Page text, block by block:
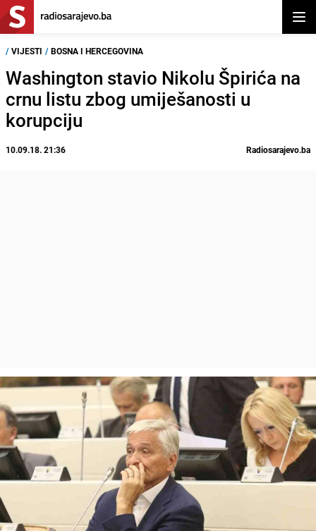
/ VIJESTI / BOSNA I HERCEGOVINA
Washington stavio Nikolu Špirića na
crnu listu zbog umiješanosti u
korupciju
10.09.18. 21:36 Radiosarajevo.ba